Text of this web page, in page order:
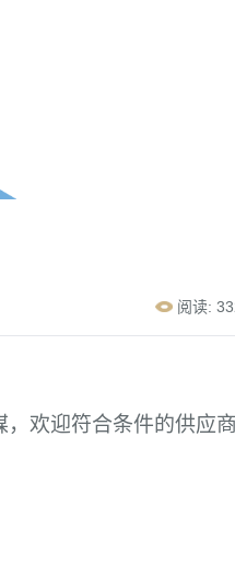
阅读:
欢迎符合条件的供应商